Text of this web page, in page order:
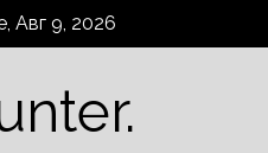
Авг 9, 2026